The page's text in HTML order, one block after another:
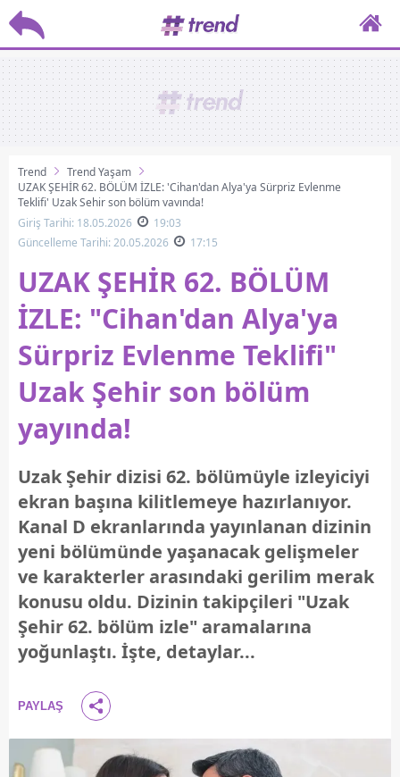
Trend
Trend Yaşam
UZAK ŞEHİR 62. BÖLÜM İZLE: 'Cihan'dan Alya'ya Sürpriz Evlenme
Teklifi' Uzak Şehir son bölüm yayında!
Giriş Tarihi: 18.05.2026
19:03
Güncelleme Tarihi: 20.05.2026
17:15
UZAK ŞEHİR 62. BÖLÜM
İZLE: "Cihan'dan Alya'ya
Sürpriz Evlenme Teklifi"
Uzak Şehir son bölüm
yayında!
Uzak Şehir dizisi 62. bölümüyle izleyiciyi
ekran başına kilitlemeye hazırlanıyor.
Kanal D ekranlarında yayınlanan dizinin
yeni bölümünde yaşanacak gelişmeler
ve karakterler arasındaki gerilim merak
konusu oldu. Dizinin takipçileri "Uzak
Şehir 62. bölüm izle" aramalarına
yoğunlaştı. İşte, detaylar...
PAYLAŞ